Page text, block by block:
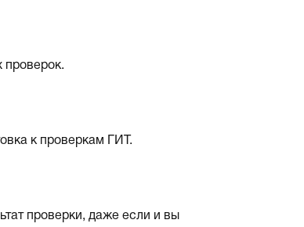
проверок.
к проверкам ГИТ.
проверки, даже если и вы